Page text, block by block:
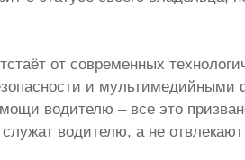
от современных
и мультимедийными
водителю – все это
водителю, а не